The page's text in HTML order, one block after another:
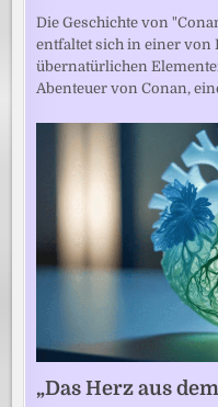
Die Geschichte von
entfaltet sich in einer von
übernatürlichen
Abenteuer von Conan,
„Das Herz aus